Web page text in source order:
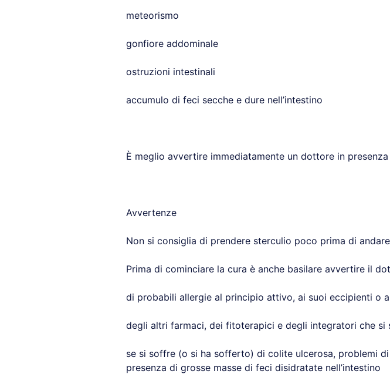
meteorismo
gonfiore addominale
ostruzioni intestinali
accumulo di feci secche e dure nell’intestino
È meglio avvertire immediatamente un dottore in
Avvertenze
Non si consiglia di prendere sterculio poco prima di
Prima di cominciare la cura è anche basilare avvertire il
di probabili allergie al principio attivo, ai suoi eccipienti o
degli altri farmaci, dei fitoterapici e degli integratori che si
se si soffre (o si ha sofferto) di colite ulcerosa, problemi
presenza di grosse masse di feci disidratate nell’intestino